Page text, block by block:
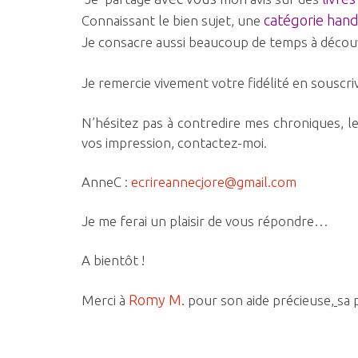
Connaissant le bien sujet, une catégorie
Je consacre aussi beaucoup de temps à
Je remercie vivement votre fidélité en
N’hésitez pas à contredire mes chroniques,
vos impression, contactez-moi.
AnneC : ecrireannecjore@gmail.com
Je me ferai un plaisir de vous répondre…
A bientôt !
Merci à Romy M. pour son aide précieuse, sa